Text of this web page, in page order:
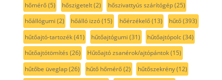
hőmérő(5) hőszigetelt(2) hőszivattyús szárítógép(25)
hőállógumi (2) hőálló izzó(15) hőérzékelő(13) hűtő(393)
hűtőajtó-tartozék(41) hűtőajtógumi (31) hűtőajtópolc(34)
hűtőajtótömítés (26) Hűtőajtó zsanérok/ajtópántok(15)
hűtőbe üveglap(26) hűtő hőmérő(2) hűtőszekrény(12)